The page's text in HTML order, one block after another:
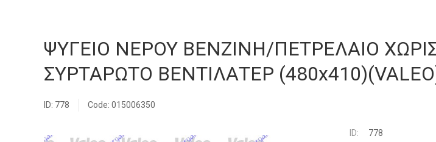
ΨΥΓΕΙΟ ΝΕΡΟΥ ΒΕΝΖΙΝΗ/ΠΕΤΡΕΛΑΙΟ
ΣΥΡΤΑΡΩΤΟ ΒΕΝΤΙΛΑΤΕΡ
ID: 778 Code: 015006350
ID:
778